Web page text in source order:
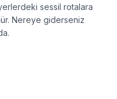
sessil rotalara
Nereye giderseniz